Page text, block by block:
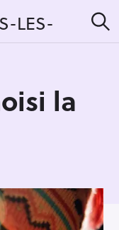
LES-
e
la